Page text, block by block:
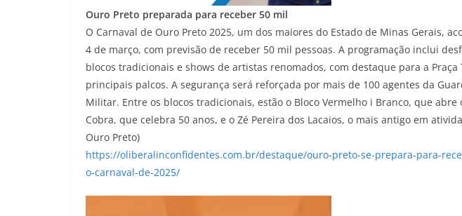
Ouro Preto preparada para receber 50 mil
O Carnaval de Ouro Preto 2025, um dos maiores do Estado de Minas Gerais,
4 de março, com previsão de receber 50 mil pessoas. A programação inclui
blocos tradicionais e shows de artistas renomados, com destaque para a
principais palcos. A segurança será reforçada por mais de 100 agentes da
Militar. Entre os blocos tradicionais, estão o Bloco Vermelho i Branco, que abre
Cobra, que celebra 50 anos, e o Zé Pereira dos Lacaios, o mais antigo em
Ouro Preto)
https://oliberalinconfidentes.com.br/destaque/ouro-preto-se-prepara-para-
o-carnaval-de-2025/